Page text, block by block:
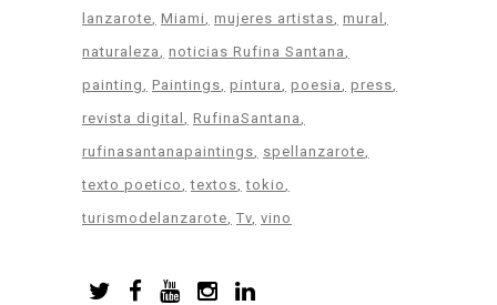
lanzarote Miami mujeres artistas mural
naturaleza
noticias Rufina Santana
painting
Paintings pintura poesia
press
revista digital
RufinaSantana
rufinasantanapaintings
spellanzarote
texto poetico
textos tokio
turismodelanzarote Tv vino